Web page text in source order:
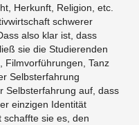
Herkunft, Religion, etc.
schwerer
also klar ist, dass
sie die Studierenden
Filmvorführungen, Tanz
Selbsterfahrung
Selbsterfahrung auf, dass
einzigen Identität
schaffte sie es, den